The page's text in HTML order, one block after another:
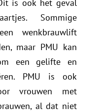
is ook het geval
Sommige
wenkbrauwlift
maar PMU kan
een gelifte en
PMU is ook
vrouwen met
al dat niet